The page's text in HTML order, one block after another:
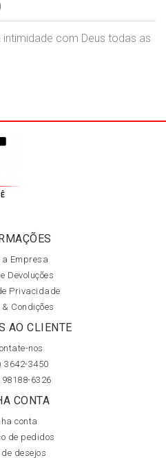
com Deus todas as
a Empresa
Devoluções
Privacidade
& Condições
AO CLIENTE
nos
3642-3450
98188-6326
CONTA
conta
de pedidos
desejos